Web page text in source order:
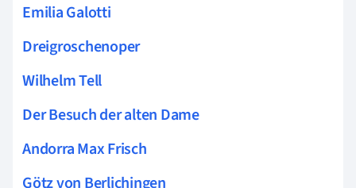
Emilia Galotti
Dreigroschenoper
Wilhelm Tell
Der Besuch der alten Dame
Andorra Max Frisch
Götz von Berlichingen